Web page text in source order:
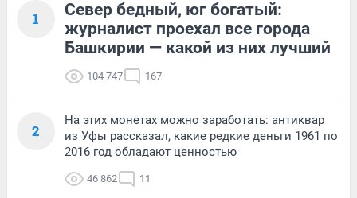
1
Север бедный, юг богатый:
журналист проехал все города
Башкирии — какой из них лучший
104 747 167
2
На этих монетах можно заработать: антиквар
из Уфы рассказал, какие редкие деньги 1961 по
2016 год обладают ценностью
46 862 11